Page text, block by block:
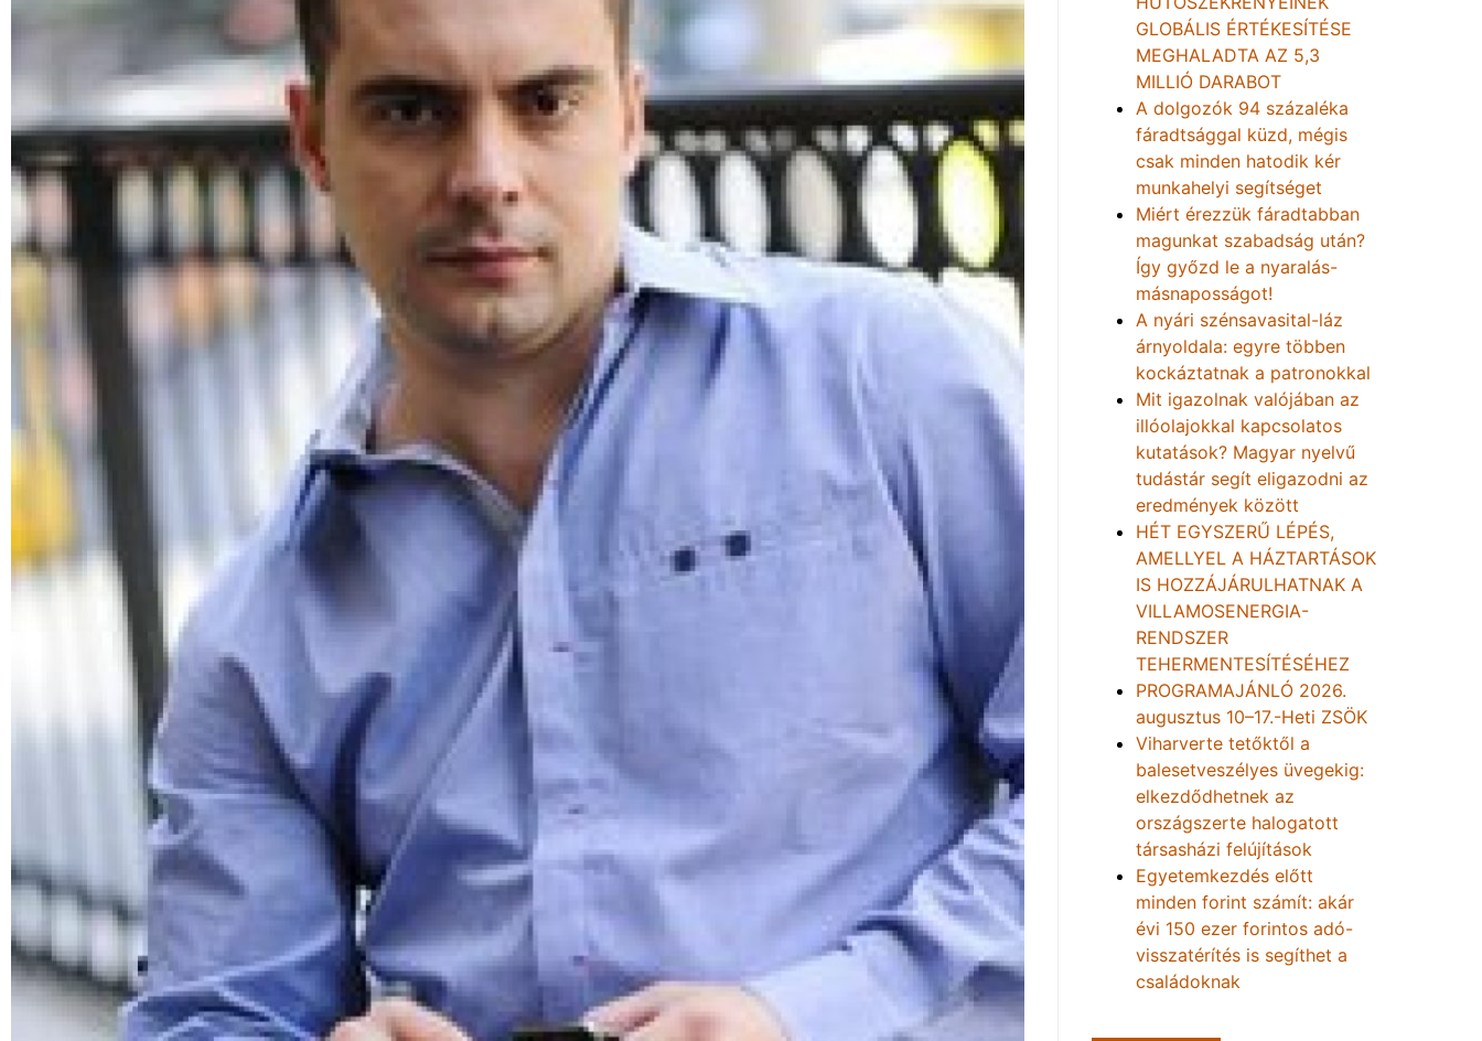
GLOBÁLIS ÉRTÉKESÍTÉSE
MEGHALADTA AZ 5,3
MILLIÓ DARABOT
A dolgozók 94 százaléka
fáradtsággal küzd, mégis
csak minden hatodik kér
munkahelyi segítséget
Miért érezzük fáradtabban
magunkat szabadság után?
Így győzd le a nyaralás-
másnaposságot!
A nyári szénsavasital-láz
árnyoldala: egyre többen
kockáztatnak a patronokkal
Mit igazolnak valójában az
illóolajokkal kapcsolatos
kutatások? Magyar nyelvű
tudástár segít eligazodni az
eredmények között
HÉT EGYSZERŰ LÉPÉS,
AMELLYEL A HÁZTARTÁSOK
IS HOZZÁJÁRULHATNAK A
VILLAMOSENERGIA-
RENDSZER
TEHERMENTESÍTÉSÉHEZ
PROGRAMAJÁNLÓ 2026.
augusztus 10–17.-Heti ZSÖK
Viharverte tetőktől a
balesetveszélyes üvegekig:
elkezdődhetnek az
országszerte halogatott
társasházi felújítások
Egyetemkezdés előtt
minden forint számít: akár
évi 150 ezer forintos adó-
visszatérítés is segíthet a
családoknak